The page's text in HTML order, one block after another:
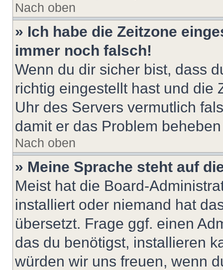
Nach oben
» Ich habe die Zeitzone
immer noch falsch!
Wenn du dir sicher bist, dass
richtig eingestellt hast und die
Uhr des Servers vermutlich
damit er das Problem
Nach oben
» Meine Sprache steht auf
Meist hat die Board-
installiert oder niemand hat
übersetzt. Frage ggf. einen
das du benötigst, installieren
würden wir uns freuen, wenn